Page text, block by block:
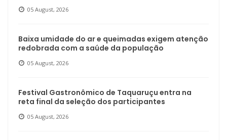
05 August, 2026
Baixa umidade do ar e queimadas exigem atenção
redobrada com a saúde da população
05 August, 2026
Festival Gastronômico de Taquaruçu entra na
reta final da seleção dos participantes
05 August, 2026